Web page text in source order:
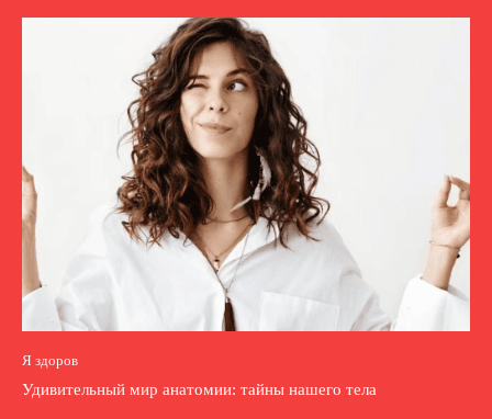
Я здоров
Удивительный мир анатомии: тайны нашего тела